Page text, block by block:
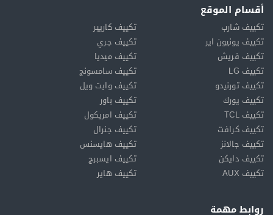
أقسام الموقع
تكييف شارب
تكييف كاريير
تكييف يونيون اير
تكييف جري
تكييف فريش
تكييف ميديا
تكييف LG
تكييف سامسونج
تكييف تورنيدو
تكييف وايت ويل
تكييف يورك
تكييف باور
تكييف TCL
تكييف امريكول
تكييف كرافت
تكييف جنرال
تكييف جالانز
تكييف هايسنس
تكييف دايكن
تكييف ايسبرج
تكييف AUX
تكييف هاير
روابط مهمة